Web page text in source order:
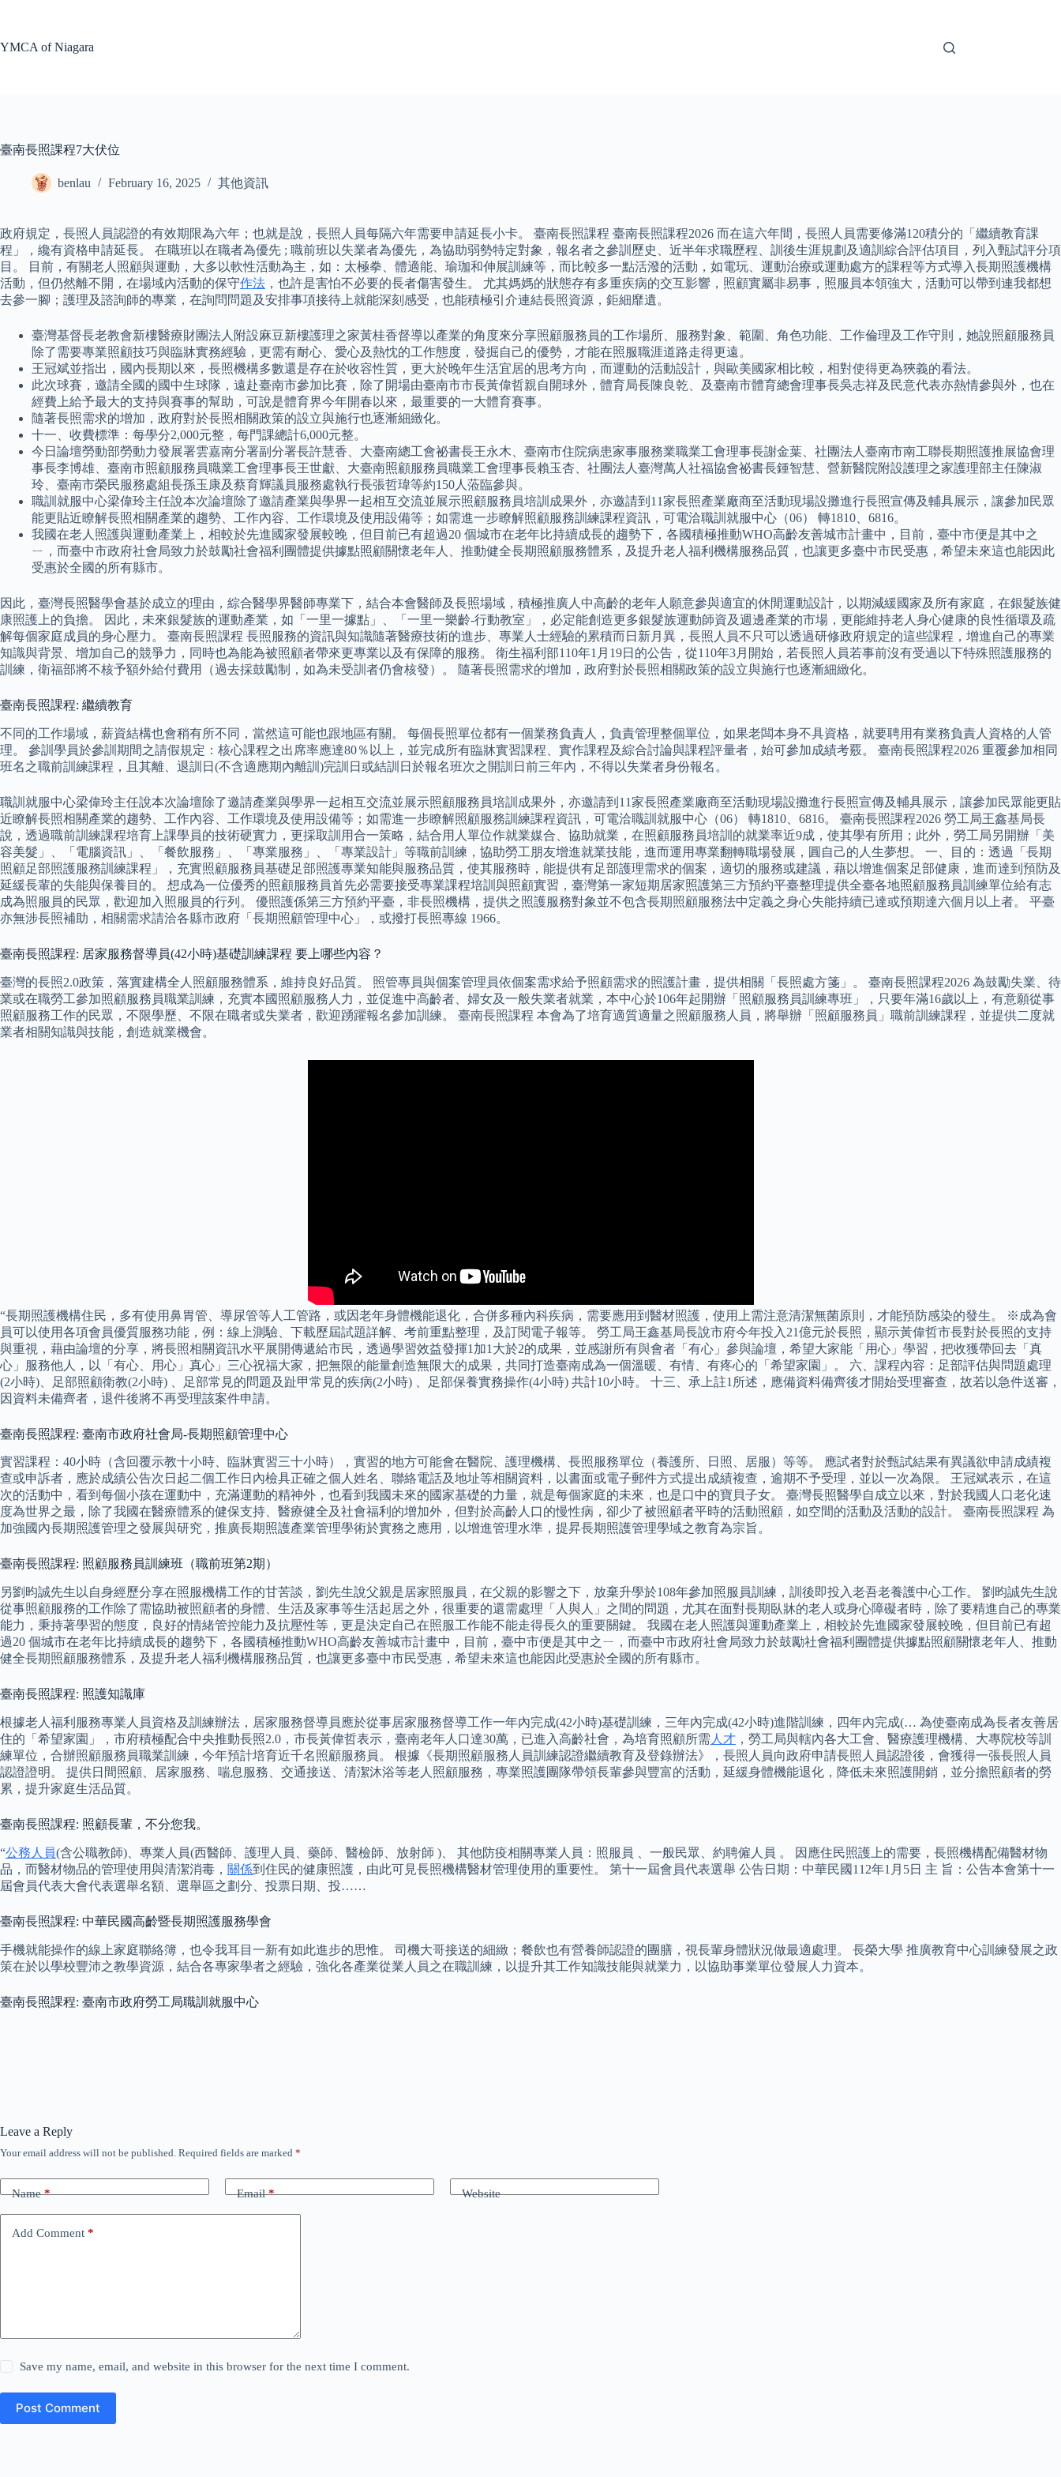
YMCA of Niagara
臺南長照課程7大伏位
benlau February 16, 2025 其他資訊
政府規定，長照人員認證的有效期限為六年；也就是說，長照人員每隔六年需要申請延長小卡。 臺南長照課程 臺南長照課程2026 而在這六年間，長照人員需要修滿120積分的「繼續教育課
程」，纔有資格申請延長。 在職班以在職者為優先 ; 職前班以失業者為優先，為協助弱勢特定對象，報名者之參訓歷史、近半年求職歷程、訓後生涯規劃及適訓綜合評估項目，列入甄試評分項
目。 目前，有關老人照顧與運動，大多以軟性活動為主，如：太極拳、體適能、瑜珈和伸展訓練等，而比較多一點活潑的活動，如電玩、運動治療或運動處方的課程等方式導入長期照護機構
活動，但仍然離不開，在場域內活動的保守作法 ，也許是害怕不必要的長者傷害發生。 尤其媽媽的狀態存有多重疾病的交互影響，照顧實屬非易事，照服員本領強大，活動可以帶到連我都想
去參一腳；護理及諮詢師的專業，在詢問問題及安排事項接待上就能深刻感受，也能積極引介連結長照資源，鉅細靡遺。
臺灣基督長老教會新樓醫療財團法人附設麻豆新樓護理之家黃桂香督導以產業的角度來分享照顧服務員的工作場所、服務對象、範圍、角色功能、工作倫理及工作守則，她說照顧服務員
除了需要專業照顧技巧與臨牀實務經驗，更需有耐心、愛心及熱忱的工作態度，發掘自己的優勢，才能在照服職涯道路走得更遠。
王冠斌並指出，國內長期以來，長照機構多數還是存在於收容性質，更大於晚年生活宜居的思考方向，而運動的活動設計，與歐美國家相比較，相對使得更為狹義的看法。
此次球賽，邀請全國的國中生球隊，遠赴臺南市參加比賽，除了開場由臺南市市長黃偉哲親自開球外，體育局長陳良乾、及臺南市體育總會理事長吳志祥及民意代表亦熱情參與外，也在
經費上給予最大的支持與賽事的幫助，可說是體育界今年開春以來，最重要的一大體育賽事。
隨著長照需求的增加，政府對於長照相關政策的設立與施行也逐漸細緻化。
十一、收費標準：每學分2,000元整，每門課總計6,000元整。
今日論壇勞動部勞動力發展署雲嘉南分署副分署長許慧香、大臺南總工會祕書長王永木、臺南市住院病患家事服務業職業工會理事長謝金葉、社團法人臺南市南工聯長期照護推展協會理
事長李博雄、臺南市照顧服務員職業工會理事長王世獻、大臺南照顧服務員職業工會理事長賴玉杏、社團法人臺灣萬人社福協會祕書長鍾智慧、營新醫院附設護理之家護理部主任陳淑
玲、臺南市榮民服務處組長孫玉康及蔡育輝議員服務處執行長張哲瑋等約150人蒞臨參與。
職訓就服中心梁偉玲主任說本次論壇除了邀請產業與學界一起相互交流並展示照顧服務員培訓成果外，亦邀請到11家長照產業廠商至活動現場設攤進行長照宣傳及輔具展示，讓參加民眾
能更貼近瞭解長照相關產業的趨勢、工作內容、工作環境及使用設備等；如需進一步瞭解照顧服務訓練課程資訊，可電洽職訓就服中心（06） 轉1810、6816。
我國在老人照護與運動產業上，相較於先進國家發展較晚，但目前已有超過20 個城市在老年比持續成長的趨勢下，各國積極推動WHO高齡友善城市計畫中，目前，臺中市便是其中之
ㄧ，而臺中市政府社會局致力於鼓勵社會福利團體提供據點照顧關懷老年人、推動健全長期照顧服務體系，及提升老人福利機構服務品質，也讓更多臺中市民受惠，希望未來這也能因此
受惠於全國的所有縣市。
因此，臺灣長照醫學會基於成立的理由，綜合醫學界醫師專業下，結合本會醫師及長照場域，積極推廣人中高齡的老年人願意參與適宜的休閒運動設計，以期減緩國家及所有家庭，在銀髮族健
康照護上的負擔。 因此，未來銀髮族的運動產業，如「一里一據點」、「一里一樂齡-行動教室」，必定能創造更多銀髮族運動師資及週邊產業的市場，更能維持老人身心健康的良性循環及疏
解每個家庭成員的身心壓力。 臺南長照課程 長照服務的資訊與知識隨著醫療技術的進步、專業人士經驗的累積而日新月異，長照人員不只可以透過研修政府規定的這些課程，增進自己的專業
知識與背景、增加自己的競爭力，同時也為能為被照顧者帶來更專業以及有保障的服務。 衛生福利部110年1月19日的公告，從110年3月開始，若長照人員若事前沒有受過以下特殊照護服務的
訓練，衛福部將不核予額外給付費用（過去採鼓勵制，如為未受訓者仍會核發）。 隨著長照需求的增加，政府對於長照相關政策的設立與施行也逐漸細緻化。
臺南長照課程: 繼續教育
不同的工作場域，薪資結構也會稍有所不同，當然這可能也跟地區有關。 每個長照單位都有一個業務負責人，負責管理整個單位，如果老闆本身不具資格，就要聘用有業務負責人資格的人管
理。 參訓學員於參訓期間之請假規定：核心課程之出席率應達80％以上，並完成所有臨牀實習課程、實作課程及綜合討論與課程評量者，始可參加成績考覈。 臺南長照課程2026 重覆參加相同
班名之職前訓練課程，且其離、退訓日(不含適應期內離訓)完訓日或結訓日於報名班次之開訓日前三年內，不得以失業者身份報名。
職訓就服中心梁偉玲主任說本次論壇除了邀請產業與學界一起相互交流並展示照顧服務員培訓成果外，亦邀請到11家長照產業廠商至活動現場設攤進行長照宣傳及輔具展示，讓參加民眾能更貼
近瞭解長照相關產業的趨勢、工作內容、工作環境及使用設備等；如需進一步瞭解照顧服務訓練課程資訊，可電洽職訓就服中心（06） 轉1810、6816。 臺南長照課程2026 勞工局王鑫基局長
說，透過職前訓練課程培育上課學員的技術硬實力，更採取訓用合一策略，結合用人單位作就業媒合、協助就業，在照顧服務員培訓的就業率近9成，使其學有所用；此外，勞工局另開辦「美
容美髮」、「電腦資訊」、「餐飲服務」、「專業服務」、「專業設計」等職前訓練，協助勞工朋友增進就業技能，進而運用專業翻轉職場發展，圓自己的人生夢想。 一、目的：透過「長期
照顧足部照護服務訓練課程」，充實照顧服務員基礎足部照護專業知能與服務品質，使其服務時，能提供有足部護理需求的個案，適切的服務或建議，藉以增進個案足部健康，進而達到預防及
延緩長輩的失能與保養目的。 想成為一位優秀的照顧服務員首先必需要接受專業課程培訓與照顧實習，臺灣第一家短期居家照護第三方預約平臺整理提供全臺各地照顧服務員訓練單位給有志
成為照服員的民眾，歡迎加入照服員的行列。 優照護係第三方預約平臺，非長照機構，提供之照護服務對象並不包含長期照顧服務法中定義之身心失能持續已達或預期達六個月以上者。 平臺
亦無涉長照補助，相關需求請洽各縣市政府「長期照顧管理中心」，或撥打長照專線 1966。
臺南長照課程: 居家服務督導員(42小時)基礎訓練課程 要上哪些內容？
臺灣的長照2.0政策，落實建構全人照顧服務體系，維持良好品質。 照管專員與個案管理員依個案需求給予照顧需求的照護計畫，提供相關「長照處方箋」。 臺南長照課程2026 為鼓勵失業、待
業或在職勞工參加照顧服務員職業訓練，充實本國照顧服務人力，並促進中高齡者、婦女及一般失業者就業，本中心於106年起開辦「照顧服務員訓練專班」，只要年滿16歲以上，有意願從事
照顧服務工作的民眾，不限學歷、不限在職者或失業者，歡迎踴躍報名參加訓練。 臺南長照課程 本會為了培育適質適量之照顧服務人員，將舉辦「照顧服務員」職前訓練課程，並提供二度就
業者相關知識與技能，創造就業機會。
“長期照護機構住民，多有使用鼻胃管、導尿管等人工管路，或因老年身體機能退化，合併多種內科疾病，需要應用到醫材照護，使用上需注意清潔無菌原則，才能預防感染的發生。 ※成為會
員可以使用各項會員優質服務功能，例：線上測驗、下載歷屆試題詳解、考前重點整理，及訂閱電子報等。 勞工局王鑫基局長說市府今年投入21億元於長照，顯示黃偉哲市長對於長照的支持
與重視，藉由論壇的分享，將長照相關資訊水平展開傳遞給市民，透過學習效益發揮1加1大於2的成果，並感謝所有與會者「有心」參與論壇，希望大家能「用心」學習，把收獲帶回去「真
心」服務他人，以「有心、用心」真心」三心祝福大家，把無限的能量創造無限大的成果，共同打造臺南成為一個溫暖、有情、有疼心的「希望家園」。 六、課程內容：足部評估與問題處理
(2小時)、足部照顧衛教(2小時) 、足部常見的問題及趾甲常見的疾病(2小時) 、足部保養實務操作(4小時) 共計10小時。 十三、承上註1所述，應備資料備齊後才開始受理審查，故若以急件送審，
因資料未備齊者，退件後將不再受理該案件申請。
臺南長照課程: 臺南市政府社會局-長期照顧管理中心
實習課程：40小時（含回覆示教十小時、臨牀實習三十小時），實習的地方可能會在醫院、護理機構、長照服務單位（養護所、日照、居服）等等。 應試者對於甄試結果有異議欲申請成績複
查或申訴者，應於成績公告次日起二個工作日內檢具正確之個人姓名、聯絡電話及地址等相關資料，以書面或電子郵件方式提出成績複查，逾期不予受理，並以一次為限。 王冠斌表示，在這
次的活動中，看到每個小孩在運動中，充滿運動的精神外，也看到我國未來的國家基礎的力量，就是每個家庭的未來，也是口中的寶貝子女。 臺灣長照醫學自成立以來，對於我國人口老化速
度為世界之最，除了我國在醫療體系的健保支持、醫療健全及社會福利的增加外，但對於高齡人口的慢性病，卻少了被照顧者平時的活動照顧，如空間的活動及活動的設計。 臺南長照課程 為
加強國內長期照護管理之發展與研究，推廣長期照護產業管理學術於實務之應用，以增進管理水準，提昇長期照護管理學域之教育為宗旨。
臺南長照課程: 照顧服務員訓練班（職前班第2期）
另劉昀誠先生以自身經歷分享在照服機構工作的甘苦談，劉先生說父親是居家照服員，在父親的影響之下，放棄升學於108年參加照服員訓練，訓後即投入老吾老養護中心工作。 劉昀誠先生說
從事照顧服務的工作除了需協助被照顧者的身體、生活及家事等生活起居之外，很重要的還需處理「人與人」之間的問題，尤其在面對長期臥牀的老人或身心障礙者時，除了要精進自己的專業
能力，秉持著學習的態度，良好的情緒管控能力及抗壓性等，更是決定自己在照服工作能不能走得長久的重要關鍵。 我國在老人照護與運動產業上，相較於先進國家發展較晚，但目前已有超
過20 個城市在老年比持續成長的趨勢下，各國積極推動WHO高齡友善城市計畫中，目前，臺中市便是其中之ㄧ，而臺中市政府社會局致力於鼓勵社會福利團體提供據點照顧關懷老年人、推動
健全長期照顧服務體系，及提升老人福利機構服務品質，也讓更多臺中市民受惠，希望未來這也能因此受惠於全國的所有縣市。
臺南長照課程: 照護知識庫
根據老人福利服務專業人員資格及訓練辦法，居家服務督導員應於從事居家服務督導工作一年內完成(42小時)基礎訓練，三年內完成(42小時)進階訓練，四年內完成(… 為使臺南成為長者友善居
住的「希望家園」，市府積極配合中央推動長照2.0，市長黃偉哲表示，臺南老年人口達30萬，已進入高齡社會，為培育照顧所需 人才 ，勞工局與轄內各大工會、醫療護理機構、大專院校等訓
練單位，合辦照顧服務員職業訓練，今年預計培育近千名照顧服務員。 根據《長期照顧服務人員訓練認證繼續教育及登錄辦法》，長照人員向政府申請長照人員認證後，會獲得一張長照人員
認證證明。 提供日間照顧、居家服務、喘息服務、交通接送、清潔沐浴等老人照顧服務，專業照護團隊帶領長輩參與豐富的活動，延緩身體機能退化，降低未來照護開銷，並分擔照顧者的勞
累，提升家庭生活品質。
臺南長照課程: 照顧長輩，不分您我。
“公務人員(含公職教師)、專業人員(西醫師、護理人員、藥師、醫檢師、放射師 )、 其他防疫相關專業人員：照服員 、一般民眾、約聘僱人員 。 因應住民照護上的需要，長照機構配備醫材物
品，而醫材物品的管理使用與清潔消毒， 關係到住民的健康照護，由此可見長照機構醫材管理使用的重要性。 第十一屆會員代表選舉 公告日期：中華民國112年1月5日 主 旨：公告本會第十一
屆會員代表大會代表選舉名額、選舉區之劃分、投票日期、投……
臺南長照課程: 中華民國高齡暨長期照護服務學會
手機就能操作的線上家庭聯絡簿，也令我耳目一新有如此進步的思惟。 司機大哥接送的細緻；餐飲也有營養師認證的團膳，視長輩身體狀況做最適處理。 長榮大學 推廣教育中心訓練發展之政
策在於以學校豐沛之教學資源，結合各專家學者之經驗，強化各產業從業人員之在職訓練，以提升其工作知識技能與就業力，以協助事業單位發展人力資本。
臺南長照課程: 臺南市政府勞工局職訓就服中心
Leave a Reply
Your email address will not be published. Required fields are marked *
Name* Email* Website
Add Comment *
Save my name, email, and website in this browser for the next time I comment.
Post Comment